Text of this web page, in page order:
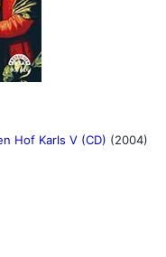
Hof Karls V (CD) (2004)